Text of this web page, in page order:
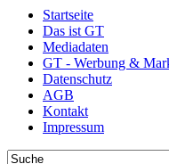
Startseite
Das ist GT
Mediadaten
GT - Werbung &
Datenschutz
AGB
Kontakt
Impressum